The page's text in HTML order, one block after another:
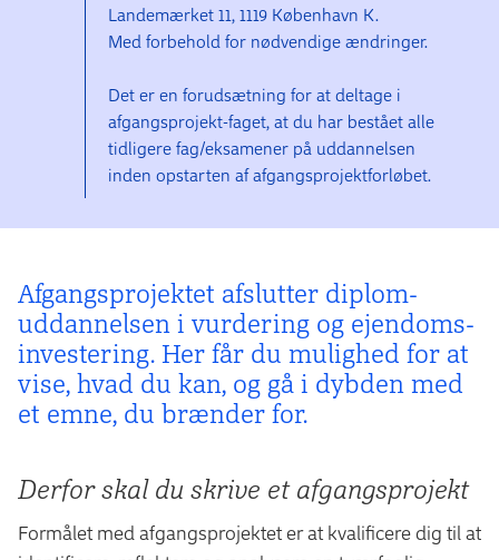
Landemærket 11, 1119 København K.
Med forbehold for nødvendige ændringer.
Det er en forudsætning for at deltage i
afgangsprojekt-faget, at du har bestået alle
tidligere fag/eksamener på uddannelsen
inden opstarten af afgangsprojektforløbet.
Afgangsprojektet afslutter diplom­
uddannelsen i vurdering og ejendoms­
investering. Her får du mulighed for at
vise, hvad du kan, og gå i dybden med
et emne, du brænder for.
Derfor skal du skrive et afgangsprojekt
Formålet med afgangsprojektet er at kvalificere dig til at